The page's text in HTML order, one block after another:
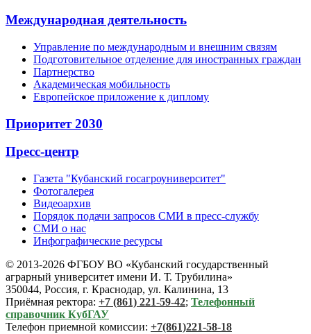
Международная деятельность
Управление по международным и внешним связям
Подготовительное отделение для иностранных граждан
Партнерство
Академическая мобильность
Европейское приложение к диплому
Приоритет 2030
Пресс-центр
Газета "Кубанский госагроуниверситет"
Фотогалерея
Видеоархив
Порядок подачи запросов СМИ в пресс-службу
СМИ о нас
Инфографические ресурсы
© 2013-2026 ФГБОУ ВО «Кубанский государственный
аграрный университет имени И. Т. Трубилина»
350044, Россия, г. Краснодар, ул. Калинина, 13
Приёмная ректора: +7 (861) 221-59-42; Телефонный
справочник КубГАУ
Телефон приемной комиссии: +7(861)221-58-18